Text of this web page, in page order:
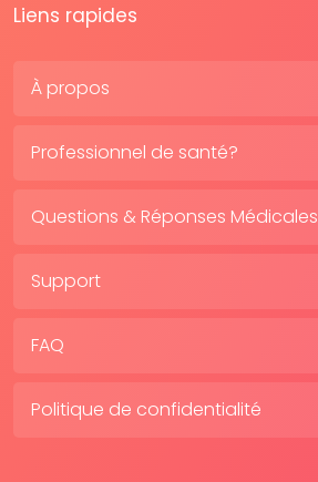
Liens rapides
À propos
Professionnel de santé?
Questions & Réponses Médicales
Support
FAQ
Politique de confidentialité